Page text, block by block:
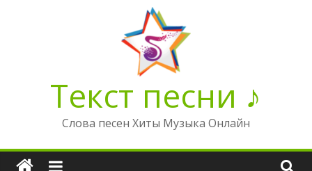
Текст песни ♪
Слова песен Хиты Музыка Онлайн